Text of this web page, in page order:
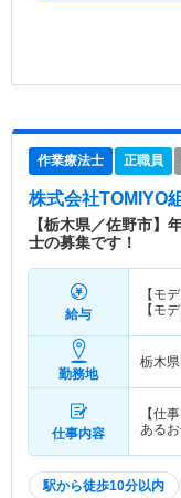
作業療法士 正職員
株式会社TOMIYO組
【栃木県／佐野市
士の募集です！
給与
【モ
【モ
勤務地
栃木
仕事内容
【仕
ある
駅から徒歩10分以内